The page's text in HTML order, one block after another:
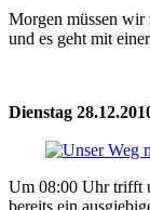
Morgen müssen wir
und es geht mit
Dienstag
Um 08:00 Uhr trifft